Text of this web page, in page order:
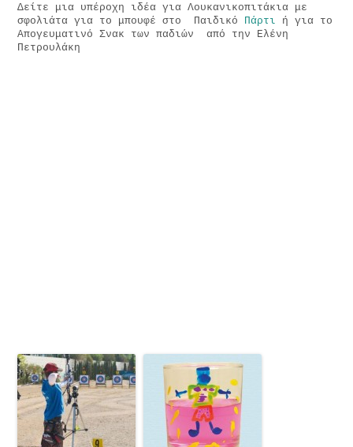
Δείτε μια υπέροχη ιδέα για Λουκανικοπιτάκια με
σφολιάτα για το μπουφέ στο Παιδικό Πάρτι ή για το
Απογευματινό Σνακ των παδιών από την Ελένη
Πετρουλάκη